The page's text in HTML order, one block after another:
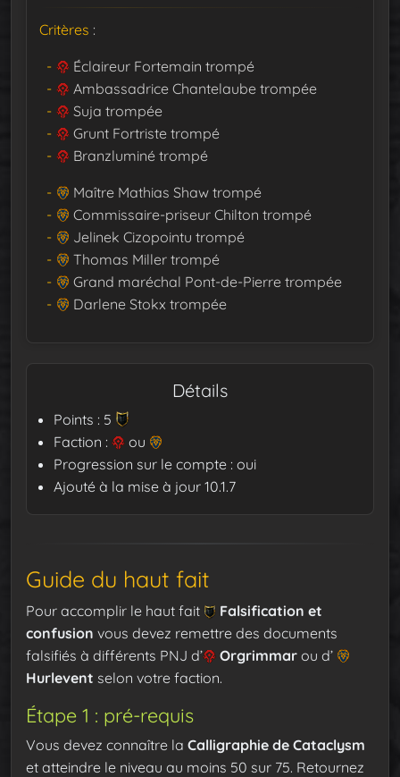
Critères :
Éclaireur Fortemain trompé
Ambassadrice Chantelaube trompée
Suja trompée
Grunt Fortriste trompé
Branzluminé trompé
Maître Mathias Shaw trompé
Commissaire-priseur Chilton trompé
Jelinek Cizopointu trompé
Thomas Miller trompé
Grand maréchal Pont-de-Pierre trompée
Darlene Stokx trompée
Détails
Points : 5
Faction :
ou
Progression sur le compte : oui
Ajouté à la mise à jour 10.1.7
Guide du haut fait
Pour accomplir le haut fait
Falsification et
confusion vous devez remettre des documents
falsifiés à différents PNJ d’
Orgrimmar ou d’
Hurlevent selon votre faction.
Étape 1 : pré-requis
Vous devez connaître la Calligraphie de Cataclysm
et atteindre le niveau au moins 50 sur 75. Retournez